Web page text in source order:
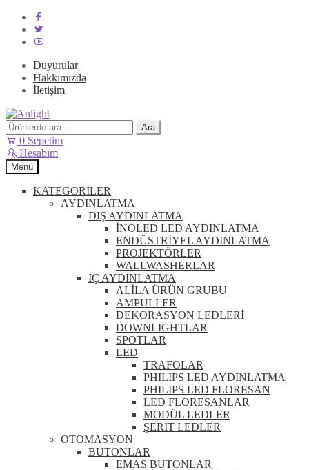
Duyurular
Hakkımızda
İletişim
Dolaşıma
geç
İçeriğe
geç
Ara: Ara
0 Sepetim
Hesabım
Menü
KATEGORİLER
AYDINLATMA
DIŞ AYDINLATMA
İNOLED LED AYDINLATMA
ENDÜSTRİYEL AYDINLATMA
PROJEKTÖRLER
WALLWASHERLAR
İÇ AYDINLATMA
ALİLA ÜRÜN GRUBU
AMPULLER
DEKORASYON LEDLERİ
DOWNLIGHTLAR
SPOTLAR
LED
TRAFOLAR
PHILIPS LED AYDINLATMA
PHILIPS LED FLORESAN
LED FLORESANLAR
MODÜL LEDLER
ŞERİT LEDLER
OTOMASYON
BUTONLAR
EMAS BUTONLAR